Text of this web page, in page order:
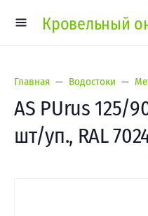
Кровельный
Главная Водостоки
AS PUrus 125/
шт/уп., RAL